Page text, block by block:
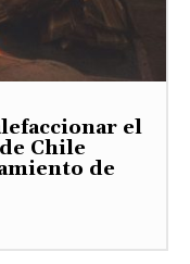
el
Chile
de